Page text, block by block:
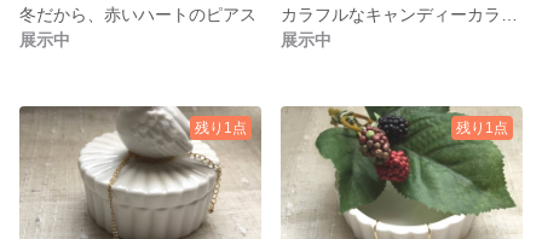
冬だから、赤いハートのピアス
展示中
展示中
残り1点 残り1点